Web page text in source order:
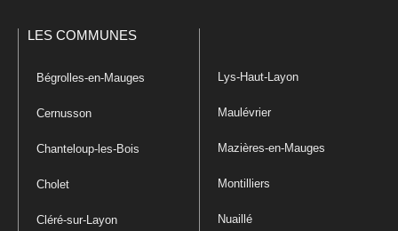
LES COMMUNES
Bégrolles-en-Mauges
Cernusson
Chanteloup-les-Bois
Cholet
Cléré-sur-Layon
Lys-Haut-Layon
Maulévrier
Mazières-en-Mauges
Montilliers
Nuaillé